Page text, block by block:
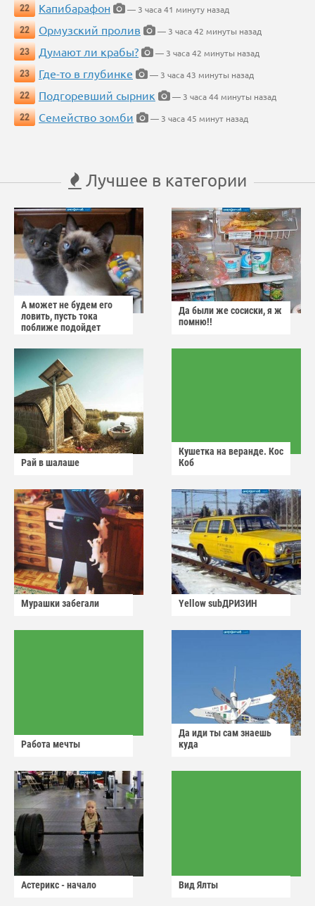
22
Капибарафон
— 3 часа 41 минуту назад
22
Ормузский пролив
— 3 часа 42 минуты назад
23
Думают ли крабы?
— 3 часа 42 минуты назад
23
Где-то в глубинке
— 3 часа 43 минуты назад
22
Подгоревший сырник
— 3 часа 44 минуты назад
22
Семейство зомби — 3 часа 45 минут назад
Лучшее в категории
А может не будем его
ловить, пусть тока
поближе подойдет
Да были же сосиски, я ж
помню!!
Рай в шалаше
Кушетка на веранде. Кос
Коб
Мурашки забегали Yellow subДРИЗИН
Работа мечты
Да иди ты сам знаешь
куда
Астерикс - начало Вид Ялты